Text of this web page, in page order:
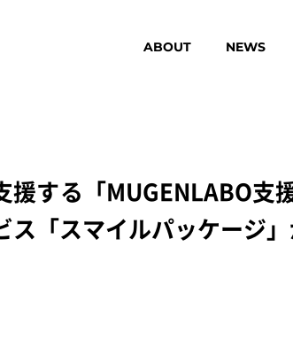
ABOUT NEWS
援する「MUGENLABO支
「スマイルパッケージ